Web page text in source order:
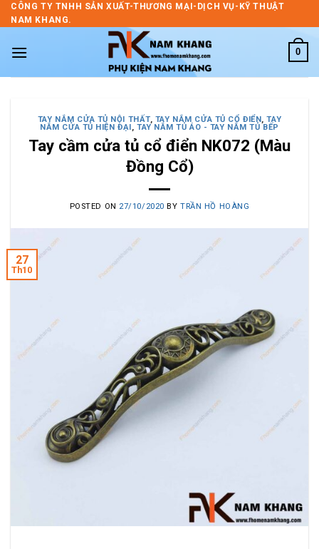
Skip
to
CÔNG TY TNHH SẢN XUẤT-THƯƠNG MẠI-DỊCH VỤ-KỸ THUẬT
NAM KHANG.
0
TAY NẮM CỬA TỦ NỘI THẤT, TAY NẮM CỬA TỦ CỔ ĐIỂN,TAY
NẮM CỬA TỦ HIỆN ĐẠI, TAY NẮM TỦ ÁO - TAY NẮM TỦ BẾP
Tay cầm cửa tủ cổ điển NK072 (Màu
Đồng Cổ)
POSTED ON 27/10/2020 BYTRẦN HỒ HOÀNG
27
Th10